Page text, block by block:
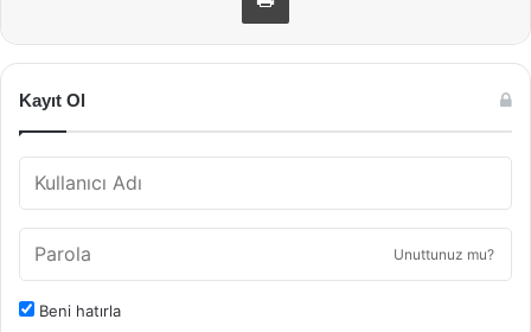
Kayıt Ol
Unuttunuz mu?
Beni hatırla